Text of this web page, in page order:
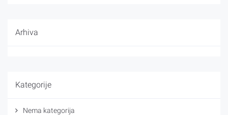
Arhiva
Kategorije
Nema kategorija